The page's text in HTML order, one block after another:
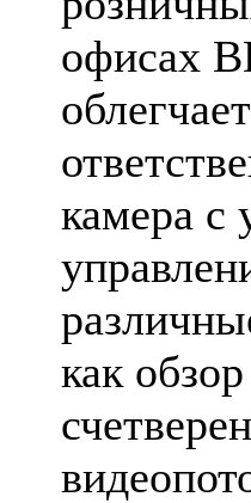
офисах
камера с
как